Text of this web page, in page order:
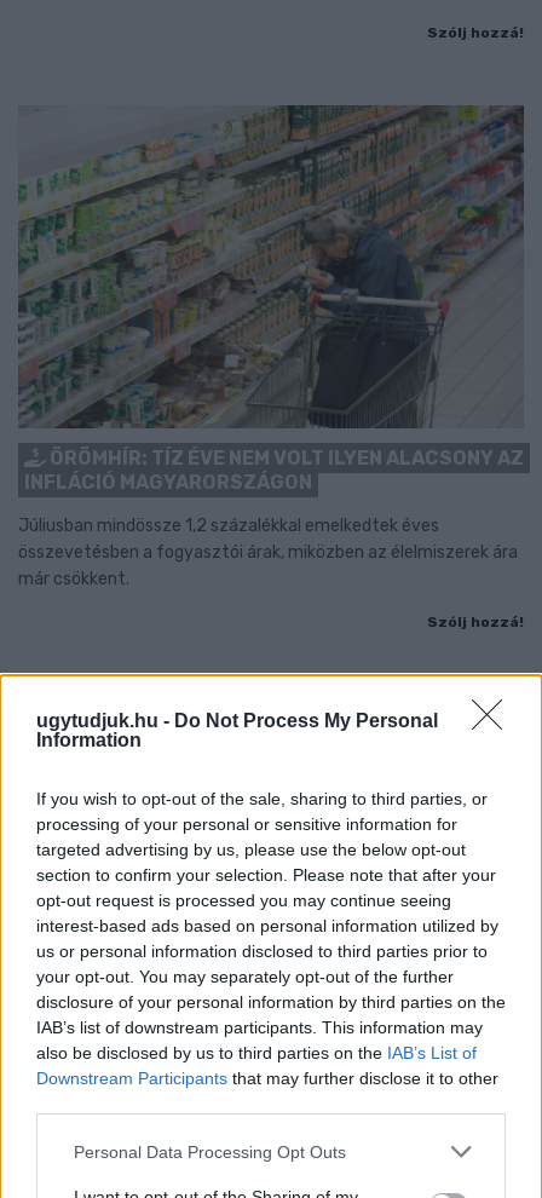
ugytudjuk.hu - Do Not Process My Personal
Information
If you wish to opt-out of the sale, sharing to third parties, or
processing of your personal or sensitive information for
targeted advertising by us, please use the below opt-out
section to confirm your selection. Please note that after your
opt-out request is processed you may continue seeing
interest-based ads based on personal information utilized by
us or personal information disclosed to third parties prior to
your opt-out. You may separately opt-out of the further
disclosure of your personal information by third parties on the
IAB’s list of downstream participants. This information may
also be disclosed by us to third parties on the IAB’s List of
Downstream Participants that may further disclose it to other
Please note that this website/app uses one or more Google
Personal Data Processing Opt Outs
Szólj hozzá!
ÖRÖMHÍR: TÍZ ÉVE NEM VOLT ILYEN ALACSONY AZ
INFLÁCIÓ MAGYARORSZÁGON
Júliusban mindössze 1,2 százalékkal emelkedtek éves
összevetésben a fogyasztói árak, miközben az élelmiszerek ára
már csökkent.
Szólj hozzá!
A BAROKK ÖSSZES ÁRNYALATA ÉS MÉG EGY SOR
KIVÁLÓ PROGRAM VÁR MINDENKIT EZEN A HÉTVÉGÉN
GYŐRBEN
Középpontban a hagyományőrzés, de lesz Pogány Induló és